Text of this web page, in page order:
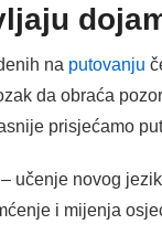
na putovanju
da obraća
prisjećamo
učenje novog
i mijenja